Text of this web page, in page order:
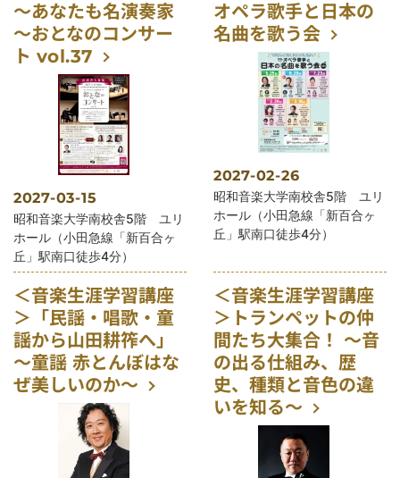
～あなたも名演奏家
～おとなのコンサー
ト vol.37
2027-03-15
公演会場
昭和音楽大学南校舎5階 ユリ
ホール（小田急線「新百合ヶ
丘」駅南口徒歩4分）
オペラ歌手と日本の
名曲を歌う会
2027-02-26
公演会場
昭和音楽大学南校舎5階 ユリ
ホール（小田急線「新百合ヶ
丘」駅南口徒歩4分）
＜音楽生涯学習講座
＞「民謡・唱歌・童
謡から山田耕筰へ」
～童謡 赤とんぼはな
ぜ美しいのか～
＜音楽生涯学習講座
＞トランペットの仲
間たち大集合！ ～音
の出る仕組み、歴
史、種類と音色の違
いを知る～